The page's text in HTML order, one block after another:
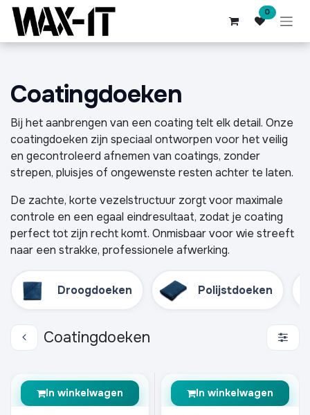
Overslaan naar inhoud 0
Coatingdoeken
Bij het aanbrengen van een coating telt elk detail. Onze
coatingdoeken zijn speciaal ontworpen voor het veilig
en gecontroleerd afnemen van coatings, zonder
strepen, pluisjes of ongewenste resten achter te laten.
De zachte, korte vezelstructuur zorgt voor maximale
controle en een egaal eindresultaat, zodat je coating
perfect tot zijn recht komt. Onmisbaar voor wie streeft
naar een strakke, professionele afwerking.
Droogdoeken Polijstdoeken
Coatingdoeken
In winkelwagen In winkelwagen